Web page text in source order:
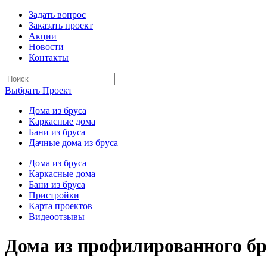
Задать вопрос
Заказать проект
Акции
Новости
Контакты
Выбрать Проект
Дома из бруса
Каркасные дома
Бани из бруса
Дачные дома из бруса
Дома из бруса
Каркасные дома
Бани из бруса
Пристройки
Карта проектов
Видеоотзывы
Дома из профилированного